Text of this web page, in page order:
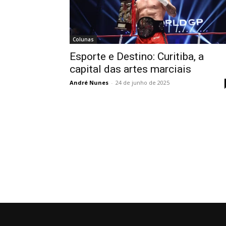
Colunas
Esporte e Destino: Curitiba, a
capital das artes marciais
André Nunes - 24 de junho de 2025